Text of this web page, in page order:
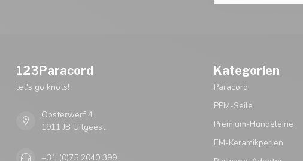
123Paracord
let's go knots!
Oosterwerf 4
1911 JB Uitgeest
+31 (0)75 2040 399
Kategorien
Paracord
PPM-Seile
Premium-Hundeleine
EM-Keramikperlen